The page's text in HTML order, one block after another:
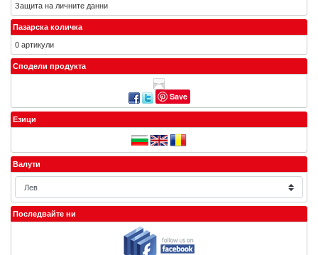
Защита на личните данни
Пазарска количка
0 артикули
Сподели продукта
Save
Езици
Валути
Последвайте ни